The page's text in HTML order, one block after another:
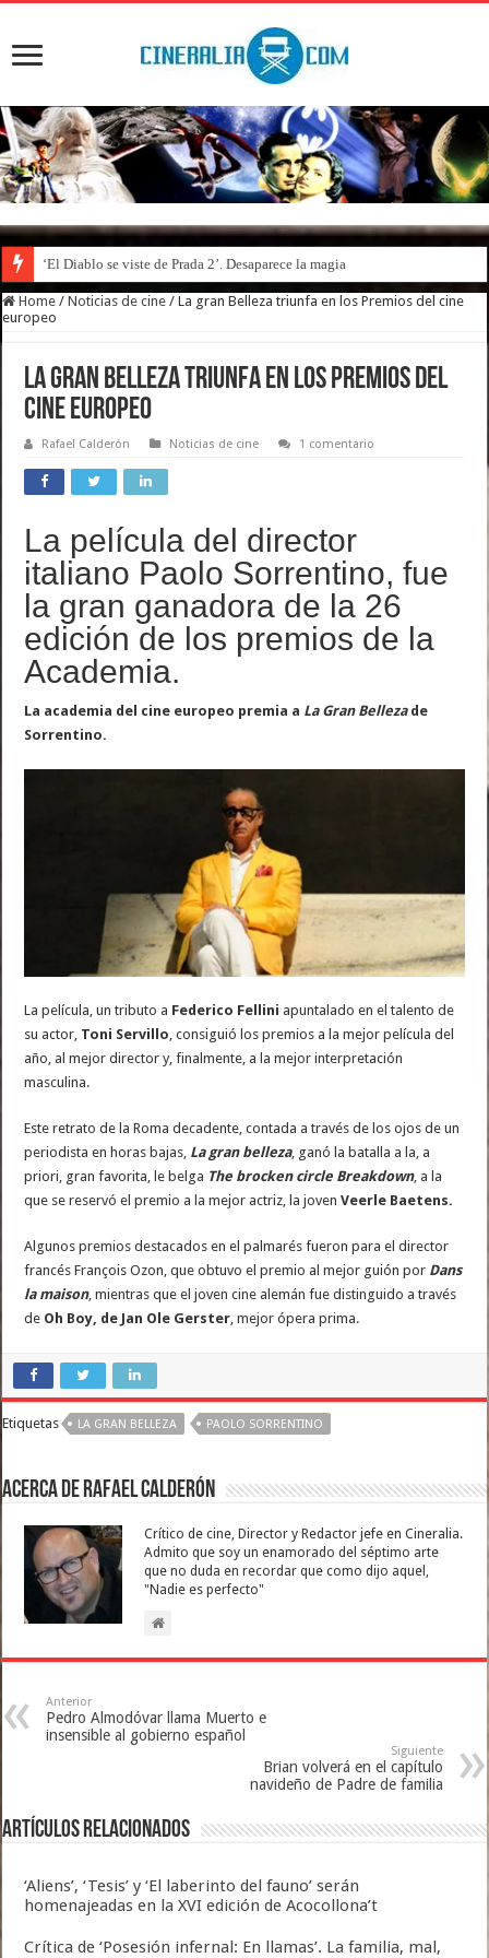
‘El Diablo se viste de Prada 2’. Desaparece la magia
Home / Noticias de cine / La gran Belleza triunfa en los Premios del cine
europeo
La gran Belleza triunfa en los Premios del
cine europeo
Rafael Calderón Noticias de cine 1 comentario
La película del director
italiano Paolo Sorrentino, fue
la gran ganadora de la 26
edición de los premios de la
Academia.
La academia del cine europeo premia a La Gran Bellezade
Sorrentino.
La película, un tributo a Federico Fellini apuntalado en el talento de
su actor, Toni Servillo, consiguió los premios a la mejor película del
año, al mejor director y, finalmente, a la mejor interpretación
masculina.
Este retrato de la Roma decadente, contada a través de los ojos de un
periodista en horas bajas, La gran belleza, ganó la batalla a la, a
priori, gran favorita, le belga The brocken circle Breakdown, a la
que se reservó el premio a la mejor actriz, la jovenVeerle Baetens.
Algunos premios destacados en el palmarés fueron para el director
francés François Ozon, que obtuvo el premio al mejor guión por Dans
la maison, mientras que el joven cine alemán fue distinguido a través
de Oh Boy, de Jan Ole Gerster, mejor ópera prima.
Etiquetas LA GRAN BELLEZA PAOLO SORRENTINO
Acerca de Rafael Calderón
Crítico de cine, Director y Redactor jefe en Cineralia.
Admito que soy un enamorado del séptimo arte
que no duda en recordar que como dijo aquel,
"Nadie es perfecto"
Anterior
Pedro Almodóvar llama Muerto e
insensible al gobierno español
Siguiente
Brian volverá en el capítulo
navideño de Padre de familia
Artículos relacionados
‘Aliens’, ‘Tesis’ y ‘El laberinto del fauno’ serán
homenajeadas en la XVI edición de Acocollona’t
Crítica de ‘Posesión infernal: En llamas’. La familia, mal,